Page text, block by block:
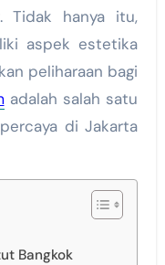
Tidak hanya itu,
aspek estetika
peliharaan bagi
adalah salah satu
di Jakarta
Bangkok